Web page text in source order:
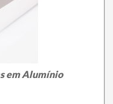
em Alumínio